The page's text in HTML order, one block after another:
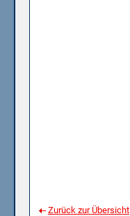
Zurück zur Übersicht